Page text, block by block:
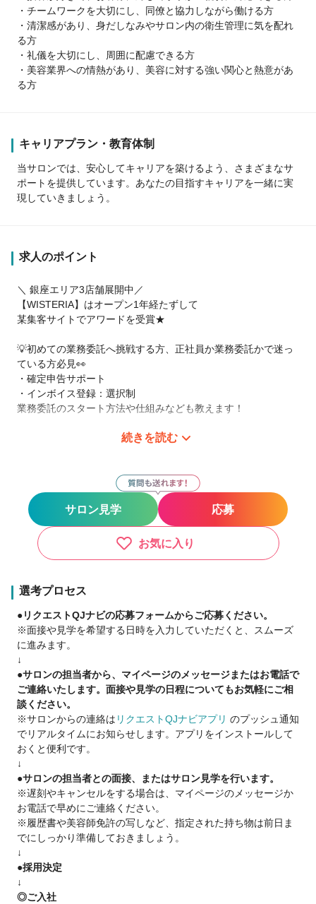
・チームワークを大切にし、同僚と協力しながら働ける方
・清潔感があり、身だしなみやサロン内の衛生管理に気を配れ
る方
・礼儀を大切にし、周囲に配慮できる方
・美容業界への情熱があり、美容に対する強い関心と熱意があ
る方
キャリアプラン・教育体制
当サロンでは、安心してキャリアを築けるよう、さまざまなサ
ポートを提供しています。あなたの目指すキャリアを一緒に実
現していきましょう。
求人のポイント
＼ 銀座エリア3店舗展開中／
【WISTERIA】はオープン1年経たずして
某集客サイトでアワードを受賞★
💡初めての業務委託へ挑戦する方、正社員か業務委託かで迷っ
ている方必見👀
・確定申告サポート
・インボイス登録：選択制
業務委託のスタート方法や仕組みなども教えます！
＊魅力は【高い集客力】
マンツーマン接客なので、自分のペースで働けます。
【選べる保障給】
①入社1年間
■保障給35万円
（月22日実施）
②入社6ヶ月間
（月22日実施）
■フリー・指名50％+店販10%
▷指名売上70万円以上顧客としてお持ちの方は
6ヶ月間：指名55％・フリー50%還元
スタッフのほとんどは保障給を上回る実績をあげているので、
安心してください！
お客様は、20～30代女性が中心（男女比2：8）
「髪質改善ULTOWAトリートメント」が人気で
約8割のお客様が施術されています。
他のサロンと比べて難しい技術を必要なく
美髪になったことで喜んで笑顔になって帰っていただくお客様
が多く、トリートメントができれば、着実に売上を立てられま
す♪
お客様に向き合いマイペースに働いて、
しっかり稼げるのでストレスフリー。
続きを読む
サロン見学 応募
お気に入り
選考プロセス
●リクエストQJナビの応募フォームからご応募ください。
※面接や見学を希望する日時を入力していただくと、スムーズ
に進みます。
↓
●サロンの担当者から、マイページのメッセージまたはお電話で
ご連絡いたします。面接や見学の日程についてもお気軽にご相
談ください。
※サロンからの連絡は リクエストQJナビアプリ のプッシュ通知
でリアルタイムにお知らせします。アプリをインストールして
おくと便利です。
↓
●サロンの担当者との面接、またはサロン見学を行います。
※遅刻やキャンセルをする場合は、マイページのメッセージか
お電話で早めにご連絡ください。
※履歴書や美容師免許の写しなど、指定された持ち物は前日ま
でにしっかり準備しておきましょう。
↓
●採用決定
↓
◎ご入社